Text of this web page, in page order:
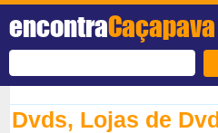
encontraCaçapava
Dvds, Lojas de